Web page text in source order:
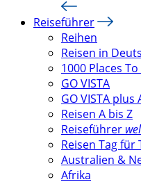
Reiseführer
Reihen
Reisen in
1000 Places
GO VISTA
GO VISTA plus
Reisen A bis Z
Reiseführer
Reisen Tag für
Australien &
Afrika